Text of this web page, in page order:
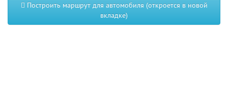
Построить маршрут для автомобиля (откроется в новой
вкладке)